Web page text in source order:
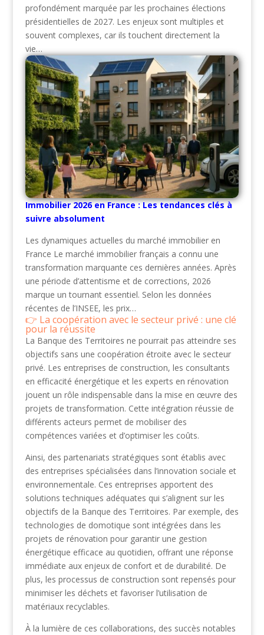
profondément marquée par les prochaines élections
présidentielles de 2027. Les enjeux sont multiples et
souvent complexes, car ils touchent directement la
vie…
Immobilier 2026 en France : Les tendances clés à
suivre absolument
Les dynamiques actuelles du marché immobilier en
France Le marché immobilier français a connu une
transformation marquante ces dernières années. Après
une période d’attentisme et de corrections, 2026
marque un tournant essentiel. Selon les données
récentes de l’INSEE, les prix…
La coopération avec le secteur privé : une clé
pour la réussite
La Banque des Territoires ne pourrait pas atteindre ses
objectifs sans une coopération étroite avec le secteur
privé. Les entreprises de construction, les consultants
en efficacité énergétique et les experts en rénovation
jouent un rôle indispensable dans la mise en œuvre des
projets de transformation. Cette intégration réussie de
différents acteurs permet de mobiliser des
compétences variées et d’optimiser les coûts.
Ainsi, des partenariats stratégiques sont établis avec
des entreprises spécialisées dans l’innovation sociale et
environnementale. Ces entreprises apportent des
solutions techniques adéquates qui s’alignent sur les
objectifs de la Banque des Territoires. Par exemple, des
technologies de domotique sont intégrées dans les
projets de rénovation pour garantir une gestion
énergétique efficace au quotidien, offrant une réponse
immédiate aux enjeux de confort et de durabilité. De
plus, les processus de construction sont repensés pour
minimiser les déchets et favoriser l’utilisation de
matériaux recyclables.
À la lumière de ces collaborations, des succès notables